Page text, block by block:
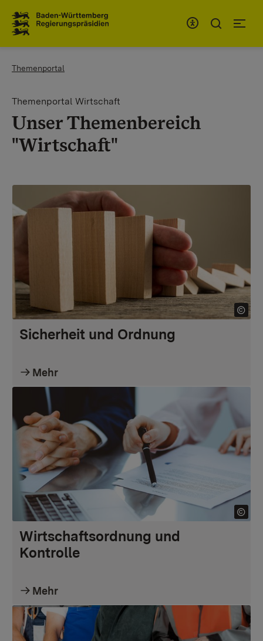
You are here:
Themenportal
Themenportal Wirtschaft
Unser Themenbereich
"Wirtschaft"
Sicherheit und Ordnung
Mehr
Wirtschaftsordnung und
Kontrolle
Mehr